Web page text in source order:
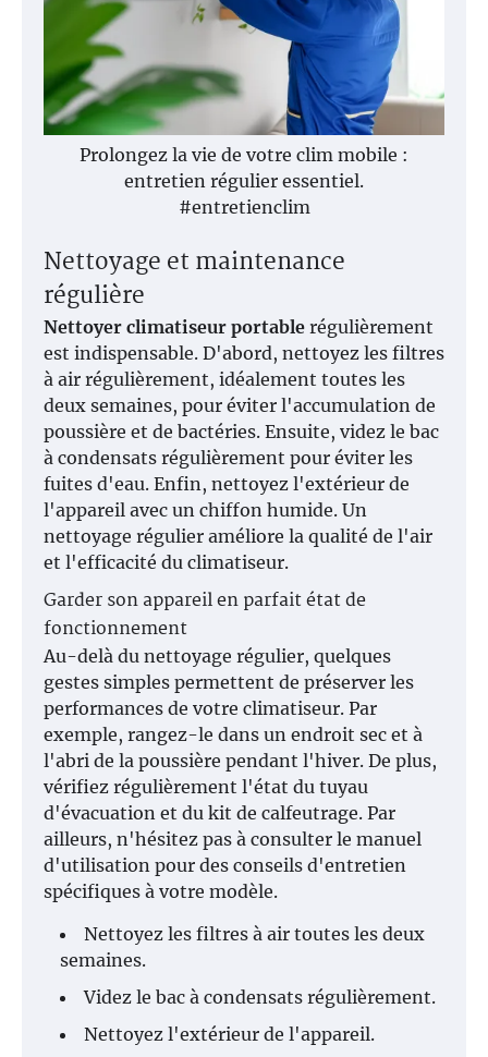
Prolongez la vie de votre clim mobile :
entretien régulier essentiel.
#entretienclim
Nettoyage et maintenance
régulière
Nettoyer climatiseur portable régulièrement
est indispensable. D'abord, nettoyez les filtres
à air régulièrement, idéalement toutes les
deux semaines, pour éviter l'accumulation de
poussière et de bactéries. Ensuite, videz le bac
à condensats régulièrement pour éviter les
fuites d'eau. Enfin, nettoyez l'extérieur de
l'appareil avec un chiffon humide. Un
nettoyage régulier améliore la qualité de l'air
et l'efficacité du climatiseur.
Garder son appareil en parfait état de
fonctionnement
Au-delà du nettoyage régulier, quelques
gestes simples permettent de préserver les
performances de votre climatiseur. Par
exemple, rangez-le dans un endroit sec et à
l'abri de la poussière pendant l'hiver. De plus,
vérifiez régulièrement l'état du tuyau
d'évacuation et du kit de calfeutrage. Par
ailleurs, n'hésitez pas à consulter le manuel
d'utilisation pour des conseils d'entretien
spécifiques à votre modèle.
Nettoyez les filtres à air toutes les deux
semaines.
Videz le bac à condensats régulièrement.
Nettoyez l'extérieur de l'appareil.